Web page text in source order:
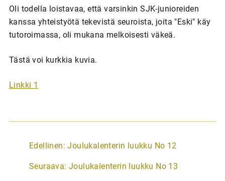
Oli todella loistavaa, että varsinkin SJK-junioreiden
kanssa yhteistyötä tekevistä seuroista, joita "Eski" käy
tutoroimassa, oli mukana melkoisesti väkeä.
Tästä voi kurkkia kuvia.
Linkki 1
A
t
Edellinen: Joulukalenterin luukku No 12
Seuraava: Joulukalenterin luukku No 13